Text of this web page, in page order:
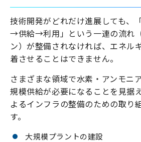
技術開発がどれだけ進展しても
→供給→利用」という一連の流れ
ン）が整備されなければ、エネル
着させることはできません。
さまざまな領域で水素・アンモニ
規模供給が必要になることを見据
よるインフラの整備のための取り
す。
大規模プラントの建設